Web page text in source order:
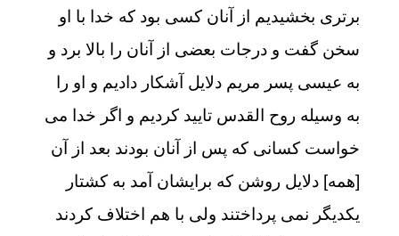
برترى بخشيديم از آنان كسى بود كه خدا با او
سخن گفت و درجات بعضى از آنان را بالا برد و
به عيسى پسر مريم دلايل آشكار داديم و او را
به وسيله روح القدس تاييد كرديم و اگر خدا مى‏
خواست كسانى كه پس از آنان بودند بعد از آن
[همه] دلايل روشن كه برايشان آمد به كشتار
يكديگر نمى ‏پرداختند ولى با هم اختلاف كردند